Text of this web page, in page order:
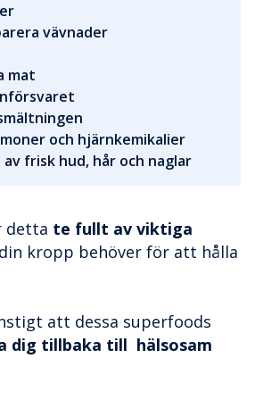
vävnader
mat
och hjärnkemikalier
frisk hud, hår och naglar
detta te fullt av viktiga
kropp behöver för att hålla
att dessa superfoods
dig tillbaka till hälsosam